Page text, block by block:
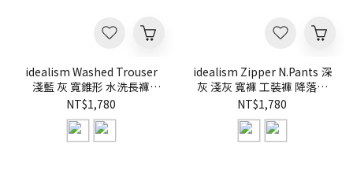
idealism Washed Trouser
淺藍 灰 寬錐形 水洗長褲
【ID25037】
NT$1,780
idealism Zipper N.Pants 深
灰 淺灰 寬褲 工裝褲 降落傘
褲【ID25073】
NT$1,780